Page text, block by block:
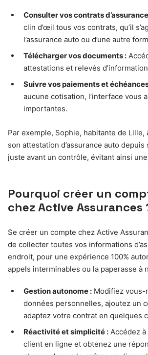
Consulter vos contrats
clin d’œil tous vos contrats, qu’il
l’assurance auto ou d’une autre
Télécharger vos documents :
attestations et relevés
Suivre vos paiements et
aucune cotisation, l’interface vous
importantes.
Par exemple, Sophie, habitante de Lille,
son attestation d’assurance auto
juste avant un contrôle, évitant ainsi
Pourquoi créer un
chez Active Assurances
Se créer un compte chez Active
de collecter toutes vos informations
endroit, pour une expérience 100%
appels interminables ou la paperasse à
Gestion autonome : Modifiez vous-
données personnelles, ajoutez un
adaptez votre contrat en quelques
Réactivité et simplicité : Accédez
client en ligne et obtenez une